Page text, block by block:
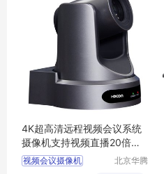
4K超高清远程视频会议系统
摄像机支持视频直播20倍变
焦4K620V
视频会议摄像机
北京华腾